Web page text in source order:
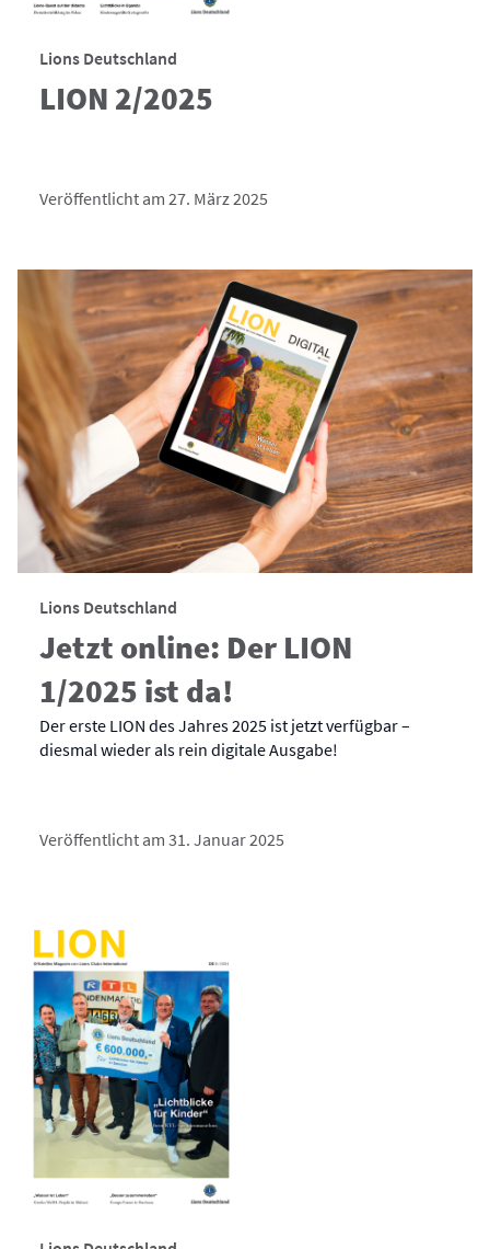
Lions Deutschland
LION 2/2025
Veröffentlicht am 27. März 2025
Lions Deutschland
Jetzt online: Der LION
1/2025 ist da!
Der erste LION des Jahres 2025 ist jetzt verfügbar –
diesmal wieder als rein digitale Ausgabe!
Veröffentlicht am 31. Januar 2025